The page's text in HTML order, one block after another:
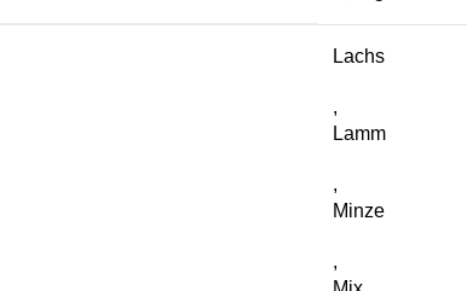
Lachs
,
Lamm
,
Minze
,